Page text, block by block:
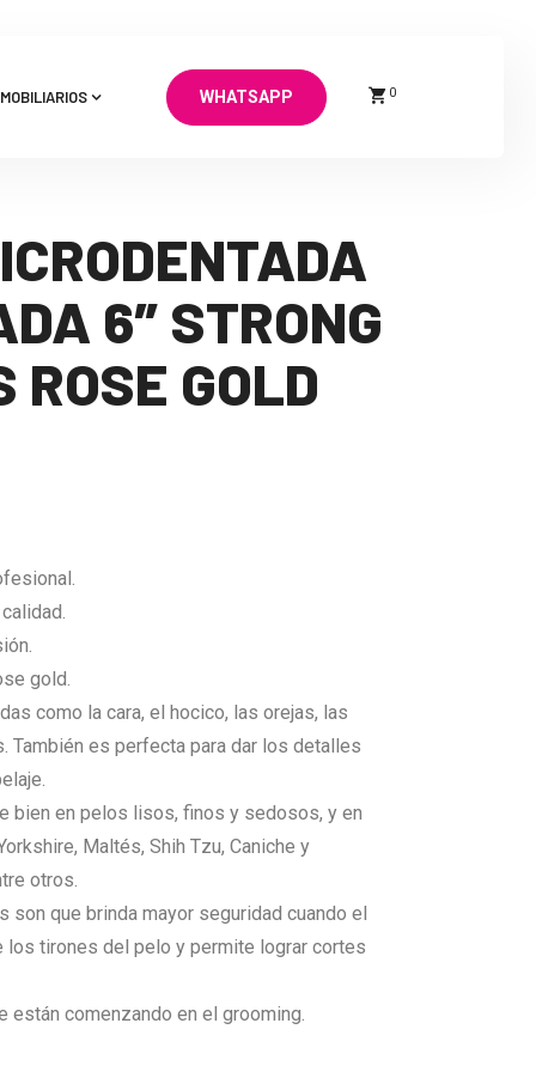
WHATSAPP 0
6″ STRONG
ROSE GOLD
gold.
como la cara, el hocico, las orejas, las
También es perfecta para dar los detalles
bien en pelos lisos, finos y sedosos, y en
Maltés, Shih Tzu, Caniche y
otros.
son que brinda mayor seguridad cuando el
los tirones del pelo y permite lograr cortes
están comenzando en el grooming.